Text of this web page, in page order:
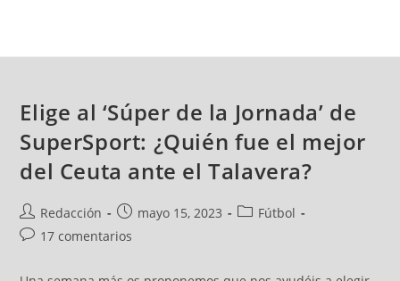
Elige al ‘Súper de la Jornada’ de
SuperSport: ¿Quién fue el mejor
del Ceuta ante el Talavera?
Redacción mayo 15, 2023
Fútbol
17 comentarios